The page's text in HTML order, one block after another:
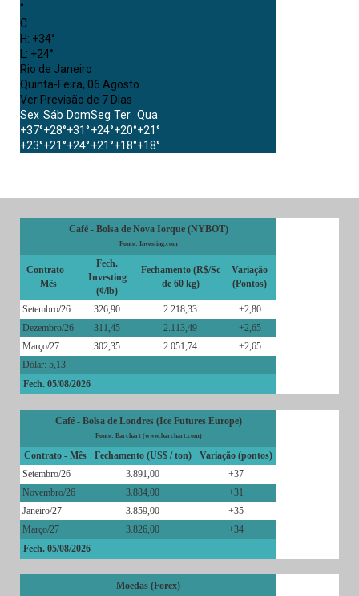
°
C
H: +34°
L: +24°
Rio de Janeiro
Quinta-Feira, 06 Agosto
Ver Previsão de 7 Dias
Sex Sáb DomSeg Ter Qua
+37°+28°+31°+24°+20°+21°
+23°+21°+24°+21°+18°+18°
Café - Bolsa de Nova Iorque (NYBOT)
Fonte: Investing.com
Contrato -
Mês
Fech.
Investing
(¢/lb)
Fechamento (R$/Sc
de 60 kg)
Variação
(Pontos)
Setembro/26 326,90 2.218,33
+2,80
Dezembro/26
311,45 2.113,49
+2,65
Março/27
302,35 2.051,74
+2,65
Dólar: 5,13
Fech. 05/08/2026
Café - Bolsa de Londres (Ice Futures Europe)
Fonte: Barchart (www.barchart.com)
Contrato - Mês Fechamento (US$ / ton)
Variação (pontos)
Setembro/26
3.891,00
+37
Novembro/26
3.884,00
+31
Janeiro/27
3.859,00
+35
Março/27
3.826,00
+34
Fech. 05/08/2026
Moedas (Forex)